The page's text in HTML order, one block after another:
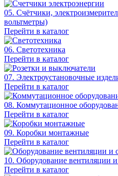
05. Счётчики,
вольтметры)
Перейти в каталог
06. Светотехника
Перейти в каталог
07. Электроустановочные
Перейти в каталог
08. Коммутационное
Перейти в каталог
09. Коробки монтажные
Перейти в каталог
10. Оборудование вентиляции и
Перейти в каталог